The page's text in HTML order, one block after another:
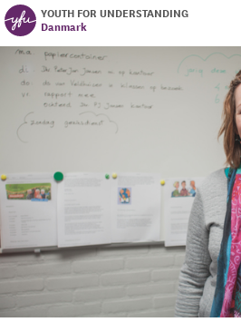
YOUTH FOR UNDERSTANDING
Danmark